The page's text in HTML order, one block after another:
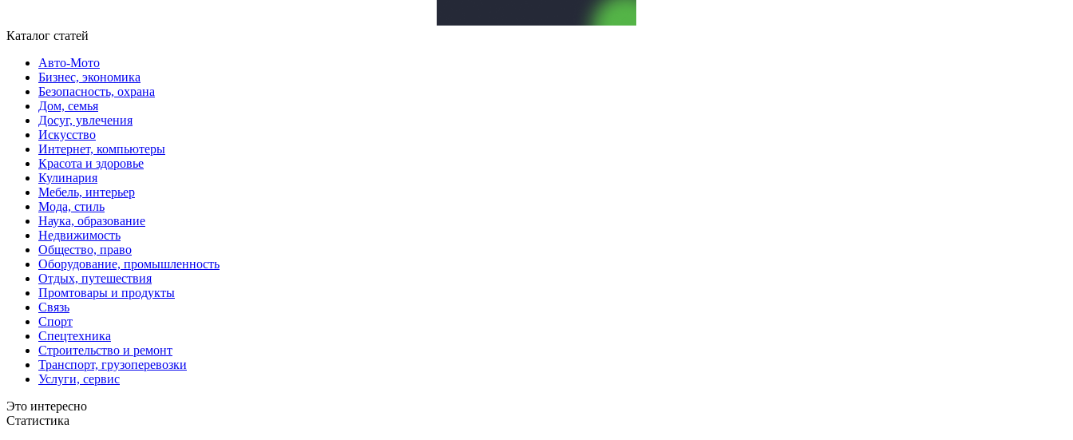
Каталог статей
Авто-Мото
Бизнес, экономика
Безопасность, охрана
Дом, семья
Досуг, увлечения
Искусство
Интернет, компьютеры
Красота и здоровье
Кулинария
Мебель, интерьер
Мода, стиль
Наука, образование
Недвижимость
Общество, право
Оборудование, промышленность
Отдых, путешествия
Промтовары и продукты
Связь
Спорт
Спецтехника
Строительство и ремонт
Транспорт, грузоперевозки
Услуги, сервис
Это интересно
Статистика